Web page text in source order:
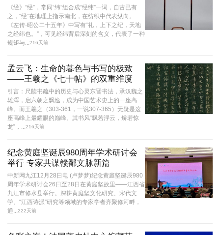
《经》“经”，常同“纬”组合成“经纬”一词，自古已有
之，“经”在地理上指示南北，在纺织中代表纵向。
《左传·昭公二十五年》中写有“礼，上下之纪，天地
之经纬也。”，可见经纬背后深刻的含义，代表了一种
规矩与...
216天前
孟云飞：生命的暮色与书写的极致
——王羲之《七十帖》的双重维度
引言：尺牍书疏中的历史与心灵东晋书法，承汉魏之
雄浑，启六朝之飘逸，成为中国艺术史上的一座高
峰。而王羲之（303-361，一说307-365）无疑是这
座高峰上最耀眼的巅峰。其书风“飘若浮云，矫若惊
龙”，...
216天前
纪念黄庭坚诞辰980周年学术研讨会
举行 专家共谋赣鄱文脉新篇
中新网九江12月28日电 (卢梦梦)纪念黄庭坚诞辰980
周年学术研讨会26日至28日在黄庭坚故里——江西省
九江市修水县举行。深耕黄庭坚文化研究、宋代文
学、“江西诗派”研究等领域的专家学者齐聚修河畔，
通...
222天前